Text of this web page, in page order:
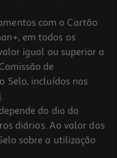
com o Cartão
em todos os
igual ou superior a
de
Selo, incluídos nas
.
do dia da
diários. Ao valor das
sobre a utilização